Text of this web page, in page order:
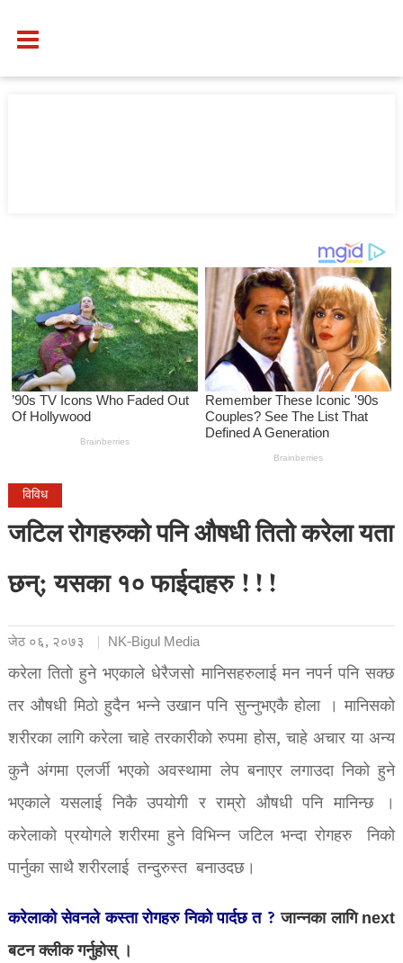
विविध
जटिल रोगहरुको पनि औषधी तितो करेला यता
छन्; यसका १० फाईदाहरु !!!
जेठ ०६, २०७३ NK-Bigul Media
करेला तितो हुने भएकाले धेरैजसो मानिसहरुलाई मन नपर्न पनि सक्छ
तर औषधी मिठो हुदैन भन्ने उखान पनि सुन्नुभएकै होला । मानिसको
शरीरका लागि करेला चाहे तरकारीको रुपमा होस, चाहे अचार या अन्य
कुनै अंगमा एलर्जी भएको अवस्थामा लेप बनाएर लगाउदा निको हुने
भएकाले यसलाई निकै उपयोगी र राम्रो औषधी पनि मानिन्छ ।
करेलाको प्रयोगले शरीरमा हुने विभिन्न जटिल भन्दा रोगहरु निको
पार्नुका साथै शरीरलाई तन्दुरुस्त बनाउदछ।
करेलाको सेवनले कस्ता रोगहरु निको पार्दछ त ? जान्नका लागि next
बटन क्लीक गर्नुहोस् ।